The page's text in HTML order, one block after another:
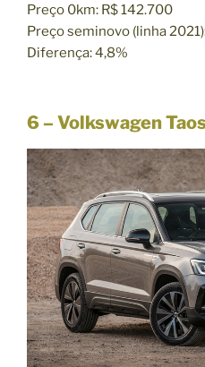
Preço 0km: R$ 142.700
Preço seminovo (linha
Diferença: 4,8%
6 – Volkswagen